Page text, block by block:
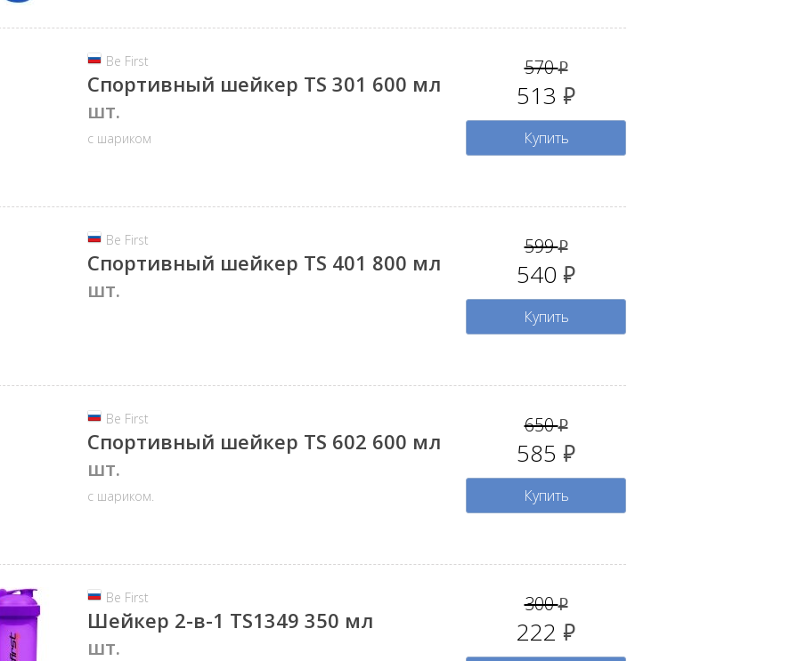
Be First
Спортивный шейкер TS 301 600 мл
шт.
с шариком
570руб.
513 руб.
Купить
Be First
Спортивный шейкер TS 401 800 мл
шт.
599руб.
540 руб.
Купить
Be First
Спортивный шейкер TS 602 600 мл
шт.
с шариком.
650руб.
585 руб.
Купить
Be First
Шейкер 2-в-1 TS1349 350 мл
шт.
300руб.
222 руб.